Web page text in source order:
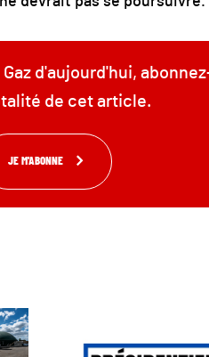
d'aujourd'hui,
de cet article.
JE M'ABONNE